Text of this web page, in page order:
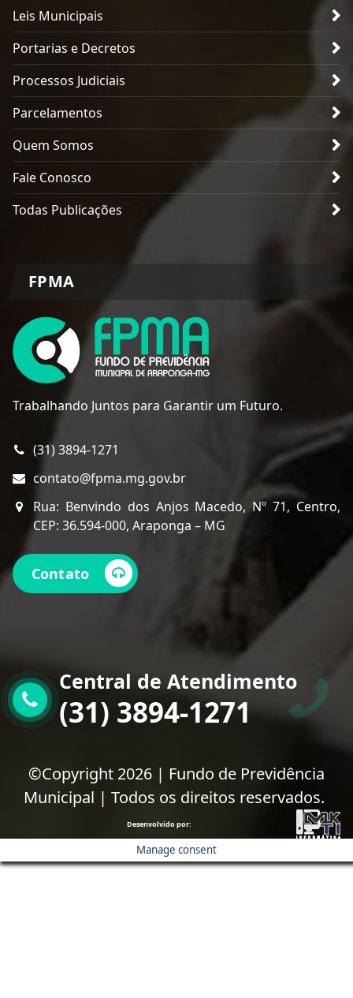
Leis Municipais
Portarias e Decretos
Processos Judiciais
Parcelamentos
Quem Somos
Fale Conosco
Todas Publicações
FPMA
Trabalhando Juntos para Garantir um Futuro.
(31) 3894-1271
contato@fpma.mg.gov.br
Rua: Benvindo dos Anjos Macedo, Nº 71, Centro,
CEP: 36.594-000, Araponga – MG
Contato
Central de Atendimento
(31) 3894-1271
©Copyright 2026 | Fundo de Previdência
Municipal | Todos os direitos reservados.
Desenvolvido por:
Manage consent